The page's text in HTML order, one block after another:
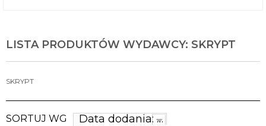
LISTA PRODUKTÓW WYDAWCY: SKRYPT
SKRYPT
SORTUJ WG Data dodania: najnowsze